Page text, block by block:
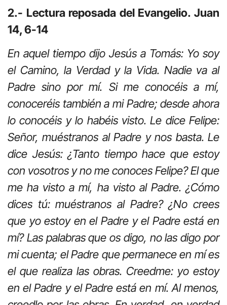
2.- Lectura reposada del Evangelio. Juan
14, 6-14
En aquel tiempo dijo Jesús a Tomás: Yo soy
el Camino, la Verdad y la Vida. Nadie va al
Padre sino por mí. Si me conocéis a mí,
conoceréis también a mi Padre; desde ahora
lo conocéis y lo habéis visto. Le dice Felipe:
Señor, muéstranos al Padre y nos basta. Le
dice Jesús: ¿Tanto tiempo hace que estoy
con vosotros y no me conoces Felipe? El que
me ha visto a mí, ha visto al Padre. ¿Cómo
dices tú: muéstranos al Padre? ¿No crees
que yo estoy en el Padre y el Padre está en
mí? Las palabras que os digo, no las digo por
mi cuenta; el Padre que permanece en mí es
el que realiza las obras. Creedme: yo estoy
en el Padre y el Padre está en mí. Al menos,